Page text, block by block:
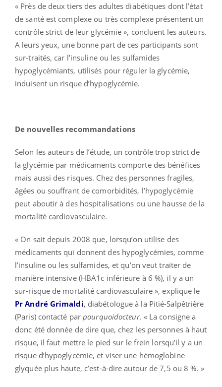
« Près de deux tiers des adultes diabétiques dont l’état
de santé est complexe ou très complexe présentent un
contrôle strict de leur glycémie », concluent les auteurs.
A leurs yeux, une bonne part de ces participants sont
sur-traités, car l’insuline ou les sulfamides
hypoglycémiants, utilisés pour réguler la glycémie,
induisent un risque d’hypoglycémie.
De nouvelles recommandations
Selon les auteurs de l’étude, un contrôle trop strict de
la glycémie par médicaments comporte des bénéfices
mais aussi des risques. Chez des personnes fragiles,
âgées ou souffrant de comorbidités, l’hypoglycémie
peut aboutir à des hospitalisations ou une hausse de la
mortalité cardiovasculaire.
« On sait depuis 2008 que, lorsqu’on utilise des
médicaments qui donnent des hypoglycémies, comme
l’insuline ou les sulfamides, et qu’on veut traiter de
manière intensive (HBA1c inférieure à 6 %), il y a un
sur-risque de mortalité cardiovasculaire », explique le
Pr André Grimaldi, diabétologue à la Pitié-Salpêtrière
(Paris) contacté parpourquoidocteur. « La consigne a
donc été donnée de dire que, chez les personnes à haut
risque, il faut mettre le pied sur le frein lorsqu’il y a un
risque d’hypoglycémie, et viser une hémoglobine
glyquée plus haute, c’est-à-dire autour de 7,5 ou 8 %. »